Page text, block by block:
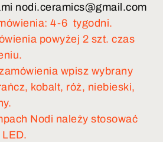
nodi.ceramics@gmail.com
4-6 tygodni.
powyżej 2 szt. czas
wpisz wybrany
kobalt, róż, niebieski,
Nodi należy stosować